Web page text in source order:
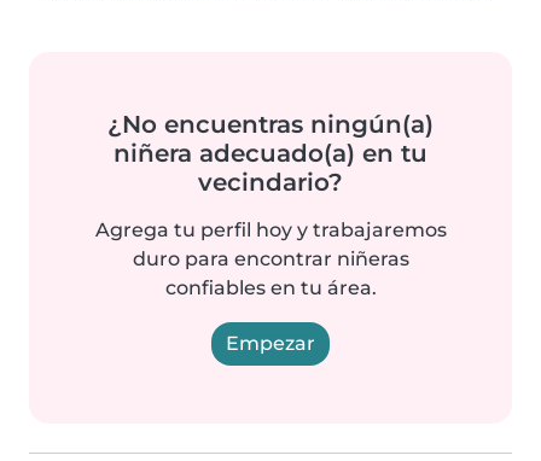
¿No encuentras ningún(a)
niñera adecuado(a) en tu
vecindario?
Agrega tu perfil hoy y trabajaremos
duro para encontrar niñeras
confiables en tu área.
Empezar